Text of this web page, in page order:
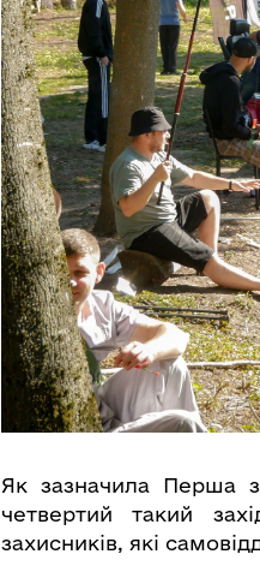
Як зазначила Перша
четвертий такий
захисників, які